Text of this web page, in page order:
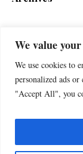
We value
We use cookies to
personalized ads
"Accept All", you
SIGN UP FOR THE